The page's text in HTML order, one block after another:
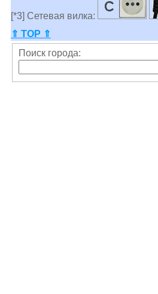
[*3] Сетевая вилка:
⇑ TOP ⇑
Поиск города: